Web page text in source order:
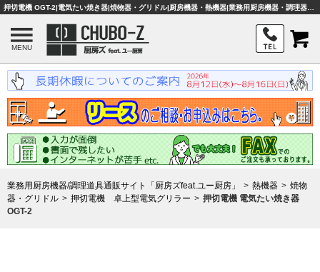
MENU
業務用厨房機器/調理道具通販サイト「厨房ズfeat.ユー厨房」 熱機器
焼物
器・グリドル
押切電機 卓上型電気グリラー
押切電機 電気たい焼き器
OGT-2